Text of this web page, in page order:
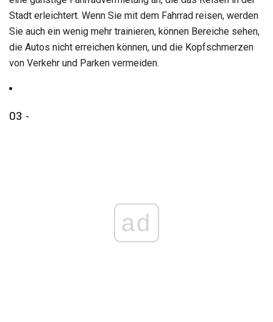
Stadt erleichtert. Wenn Sie mit dem Fahrrad reisen, werden
Sie auch ein wenig mehr trainieren, können Bereiche sehen,
die Autos nicht erreichen können, und die Kopfschmerzen
von Verkehr und Parken vermeiden.
03 -
ad